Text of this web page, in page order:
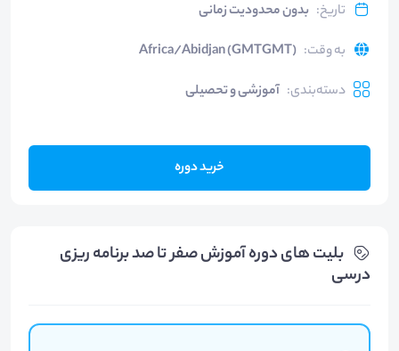
تاریخ: بدون محدودیت زمانی
به وقت:
Africa/Abidjan (GMTGMT)
دسته‌بندی: آموزشی و تحصیلی
خرید دوره
بلیت های دوره آموزش صفر تا صد برنامه ریزی
درسی